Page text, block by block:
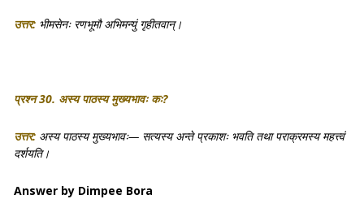
उत्तर: भीमसेनः रणभूमौ अभिमन्युं गृहीतवान्।
प्रश्न 30. अस्य पाठस्य मुख्यभावः कः?
उत्तर: अस्य पाठस्य मुख्यभावः— सत्यस्य अन्ते प्रकाशः भवति तथा पराक्रमस्य महत्त्वं
दर्शयति।
Answer by Dimpee Bora